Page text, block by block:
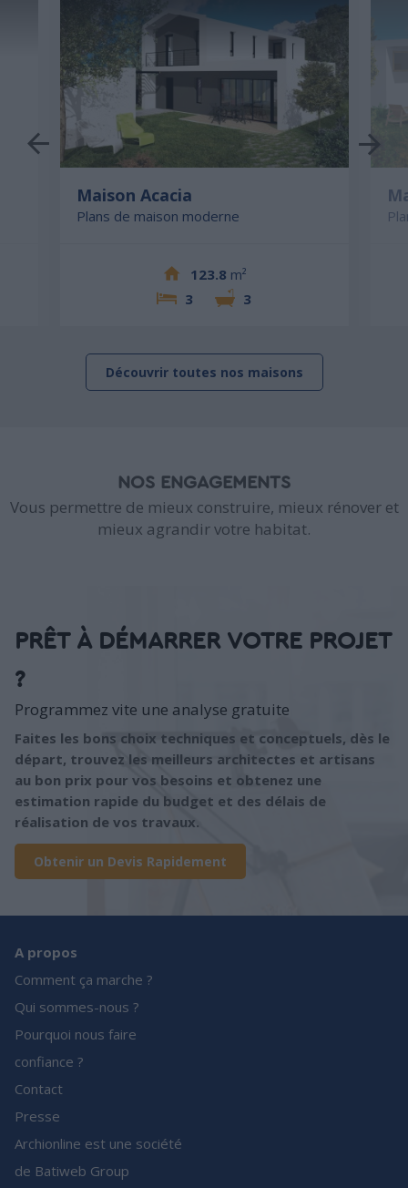
Maison Acacia
Plans de maison moderne
123.8 m²
3
3
Découvrir toutes nos maisons
NOS ENGAGEMENTS
Vous permettre de mieux construire, mieux rénover et
mieux agrandir votre habitat.
PRÊT À DÉMARRER VOTRE PROJET
?
Programmez vite une analyse gratuite
Faites les bons choix techniques et conceptuels, dès le
départ, trouvez les meilleurs architectes et artisans
au bon prix pour vos besoins et obtenez une
estimation rapide du budget et des délais de
réalisation de vos travaux.
Obtenir un Devis Rapidement
A propos
Comment ça marche ?
Qui sommes-nous ?
Pourquoi nous faire
confiance ?
Contact
Presse
Archionline est une société
de Batiweb Group